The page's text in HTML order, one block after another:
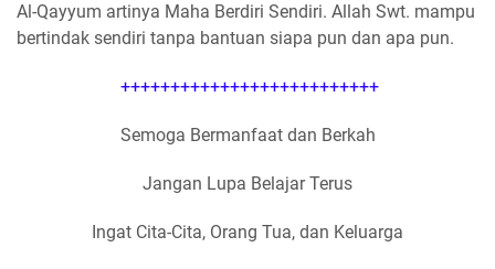
Al-Qayyum artinya Maha Berdiri Sendiri. Allah Swt. mampu
bertindak sendiri tanpa bantuan siapa pun dan apa pun.
++++++++++++++++++++++++++
Semoga Bermanfaat dan Berkah
Jangan Lupa Belajar Terus
Ingat Cita-Cita, Orang Tua, dan Keluarga